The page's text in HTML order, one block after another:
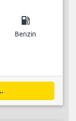
local_gas_station
Benzin